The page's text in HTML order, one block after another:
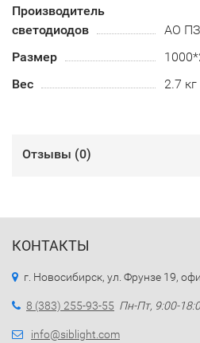
Производитель
светодиодов
АО
Размер
Вес
2.7 кг
Отзывы (0)
КОНТАКТЫ
г. Новосибирск, ул. Фрунзе 19,
8 (383) 255-93-55 Пн-Пт, 9:00-
info@siblight.com